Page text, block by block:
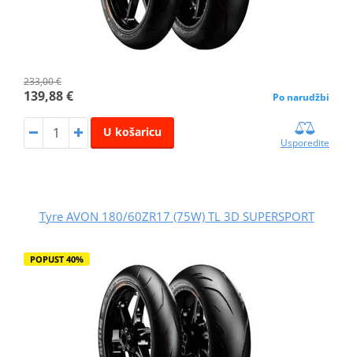
233,00 €
139,88 € Po narudžbi
U košaricu
Usporedite
Tyre AVON 180/60ZR17 (75W) TL 3D SUPERSPORT
POPUST 40%